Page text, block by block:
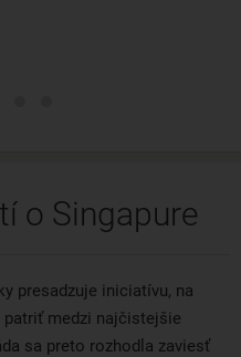
o Singapure
presadzuje iniciatívu, na
medzi najčistejšie
sa preto rozhodla zaviesť